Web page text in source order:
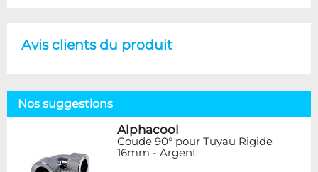
Avis clients du produit
Nos suggestions
Alphacool
Coude 90° pour Tuyau Rigide
16mm - Argent